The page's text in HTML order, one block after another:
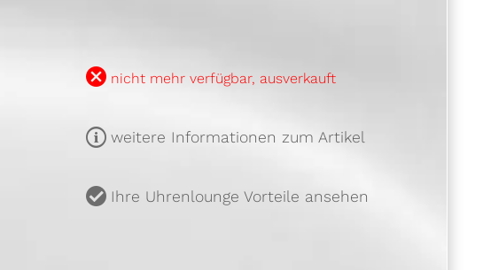
B nicht mehr verfügbar, ausverkauft
m weitere Informationen zum Artikel
u Ihre Uhrenlounge Vorteile ansehen